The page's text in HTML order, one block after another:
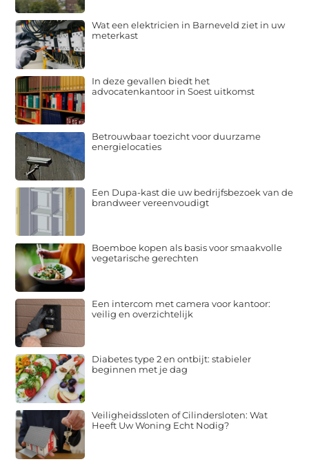
Wat een elektricien in Barneveld ziet in uw
meterkast
In deze gevallen biedt het
advocatenkantoor in Soest uitkomst
Betrouwbaar toezicht voor duurzame
energielocaties
Een Dupa-kast die uw bedrijfsbezoek van de
brandweer vereenvoudigt
Boemboe kopen als basis voor smaakvolle
vegetarische gerechten
Een intercom met camera voor kantoor:
veilig en overzichtelijk
Diabetes type 2 en ontbijt: stabieler
beginnen met je dag
Veiligheidssloten of Cilindersloten: Wat
Heeft Uw Woning Echt Nodig?